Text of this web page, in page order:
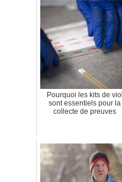
Pourquoi les kits de viol
sont essentiels pour la
collecte de preuves